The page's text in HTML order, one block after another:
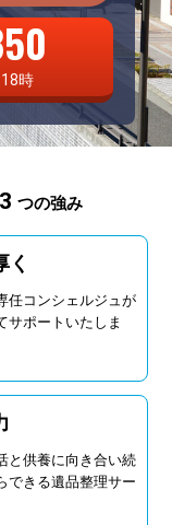
時
3 つの強み
く
任コンシェルジュが
サポートいたしま
と供養に向き合い続
できる遺品整理サー